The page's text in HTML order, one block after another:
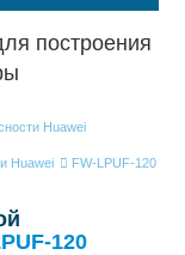
построения
Huawei
Huawei
FW-LPUF-120
120